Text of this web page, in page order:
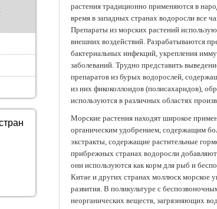
растения традиционно применяются в
время в западных странах водоросли все
Препараты из морских растений
внешних воздействий. Разрабатываются
бактериальных инфекций, укрепления
заболеваний. Трудно представить
препаратов из бурых водорослей,
из них фикоколлоидов (полисахаридов),
используются в различных областях
Морские растения находят широкое
органическим удобрением, содержащим
экстракты, содержащие растительные
прибрежных странах водоросли
они используются как корм для рыб и
Китае и других странах моллюск морское
развития. В поликультуре с
неорганических веществ, загрязняющих